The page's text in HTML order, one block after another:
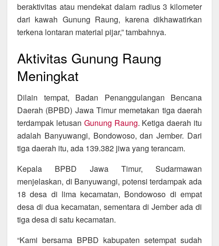
beraktivitas atau mendekat dalam radius 3 kilometer
dari kawah Gunung Raung, karena dikhawatirkan
terkena lontaran material pijar,” tambahnya.
Aktivitas Gunung Raung
Meningkat
Dilain tempat, Badan Penanggulangan Bencana
Daerah (BPBD) Jawa Timur memetakan tiga daerah
terdampak letusan Gunung Raung. Ketiga daerah itu
adalah Banyuwangi, Bondowoso, dan Jember. Dari
tiga daerah itu, ada 139.382 jiwa yang terancam.
Kepala BPBD Jawa Timur, Sudarmawan
menjelaskan, di Banyuwangi, potensi terdampak ada
18 desa di lima kecamatan, Bondowoso di empat
desa di dua kecamatan, sementara di Jember ada di
tiga desa di satu kecamatan.
“Kami bersama BPBD kabupaten setempat sudah